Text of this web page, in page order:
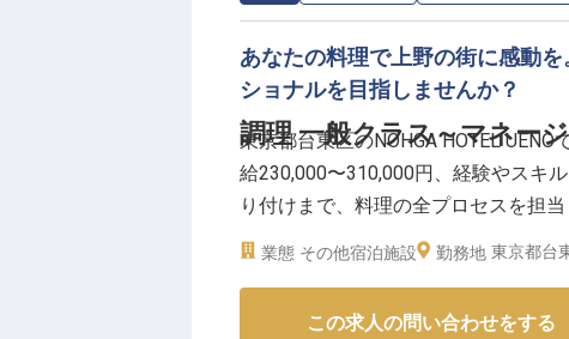
調理 一般クラス～マネー
あなたの料理で上野の街に感動を
ショナルを目指しませんか？
東京都台東区のNOHGA HOTEL
給230,000〜310,000円、経験やスキ
り付けまで、料理の全プロセスを担
佐としてのスキルアップも期待でき
がいを持って働ける環境がここにあ
業態 その他宿泊施設 勤務地 東京都台
この求人の問い合わせをする